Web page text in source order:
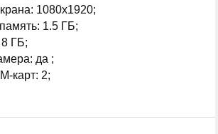
1080x1920;
1.5 ГБ;
ГБ;
да ;
карт: 2;